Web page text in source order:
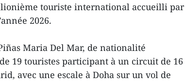
touriste international accueilli par
2026.
Maria Del Mar, de nationalité
19 touristes participant à un circuit de 16
avec une escale à Doha sur un vol de